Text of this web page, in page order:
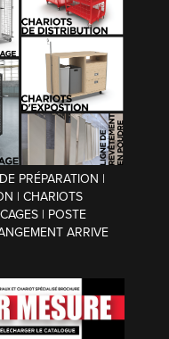
PRÉPARATION |
| CHARIOTS
| POSTE
ARRIVE